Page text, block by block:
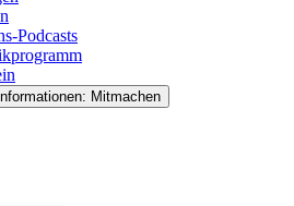
Podcasts
Mitmachen